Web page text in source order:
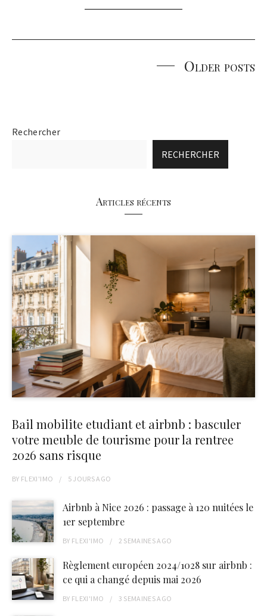
Older posts
Rechercher
RECHERCHER
Articles récents
Bail mobilite etudiant et airbnb : basculer
votre meuble de tourisme pour la rentree
2026 sans risque
BY FLEXI'IMO 5 JOURSAGO
Airbnb à Nice 2026 : passage à 120 nuitées le
1er septembre
BY FLEXI'IMO 2 SEMAINESAGO
Règlement européen 2024/1028 sur airbnb :
ce qui a changé depuis mai 2026
BY FLEXI'IMO 3 SEMAINESAGO